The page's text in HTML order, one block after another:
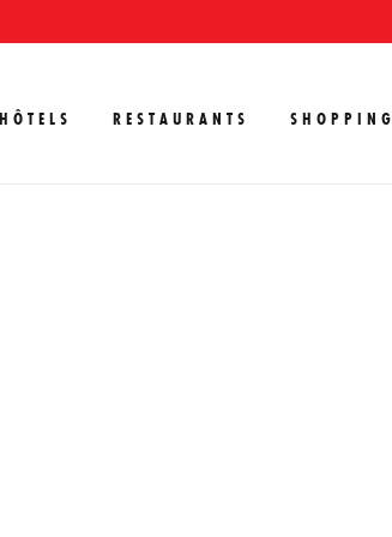
HÔTELS RESTAURANTS SHOPPING